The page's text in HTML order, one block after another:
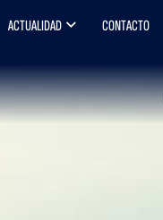
ACTUALIDAD CONTACTO